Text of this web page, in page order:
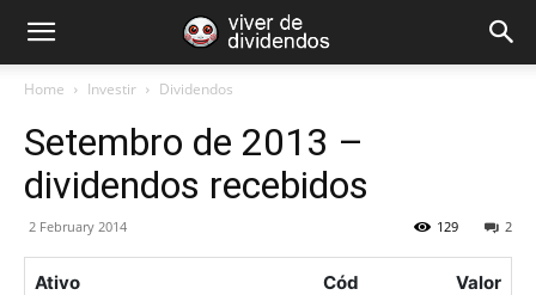
Home Investir Dividendos
Setembro de 2013 –
dividendos recebidos
2 February 2014 2
129
Ativo Cód
Valor